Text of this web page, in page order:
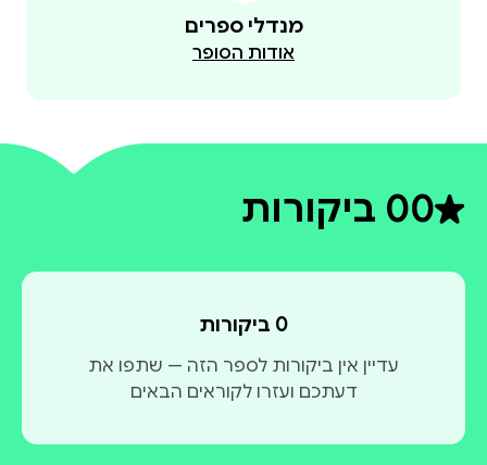
מנדלי ספרים
אודות הסופר
0דירוג ממוצע 0 מתוך 5
0 ביקורות
0 ביקורות
עדיין אין ביקורות לספר הזה — שתפו את
דעתכם ועזרו לקוראים הבאים